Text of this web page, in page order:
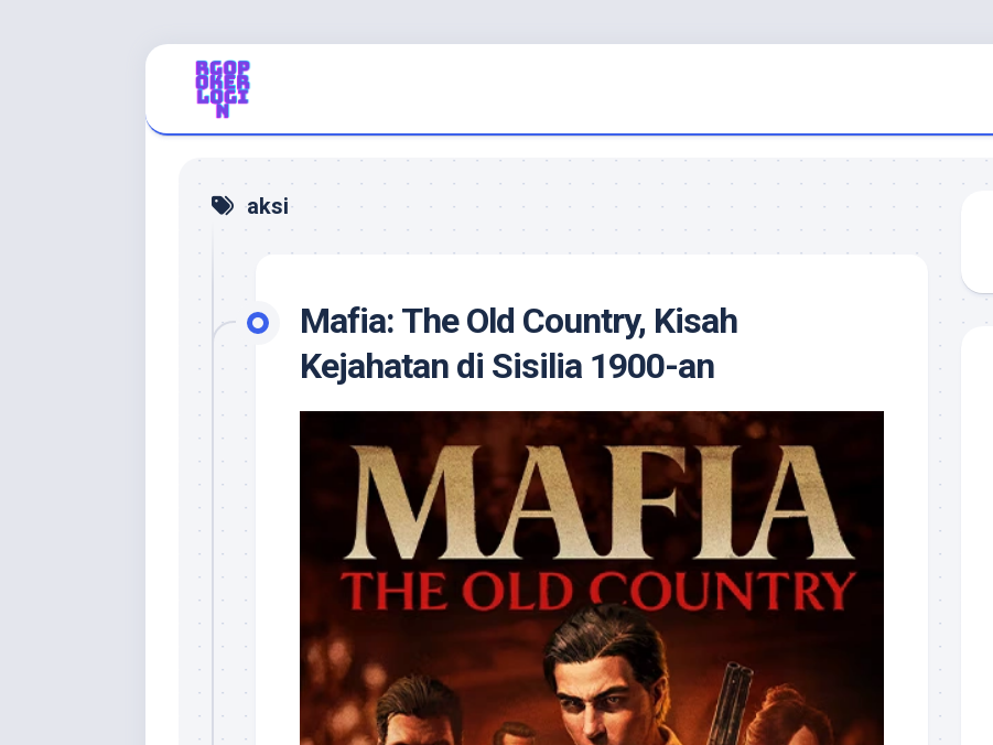
aksi
Mafia: The Old Country, Kisah
Kejahatan di Sisilia 1900-an